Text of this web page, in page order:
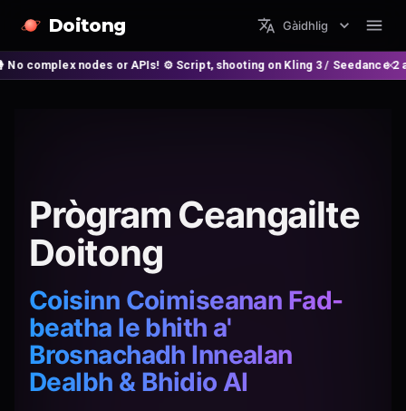
Doitong Gàidhlig
APIs! ⚙️ Script, shooting on Kling 3 / Seedance 2 and auto-editing
Prògram Ceangailte
Doitong
Coisinn Coimiseanan Fad-
beatha le bhith a'
Brosnachadh Innealan
Dealbh & Bhidio AI